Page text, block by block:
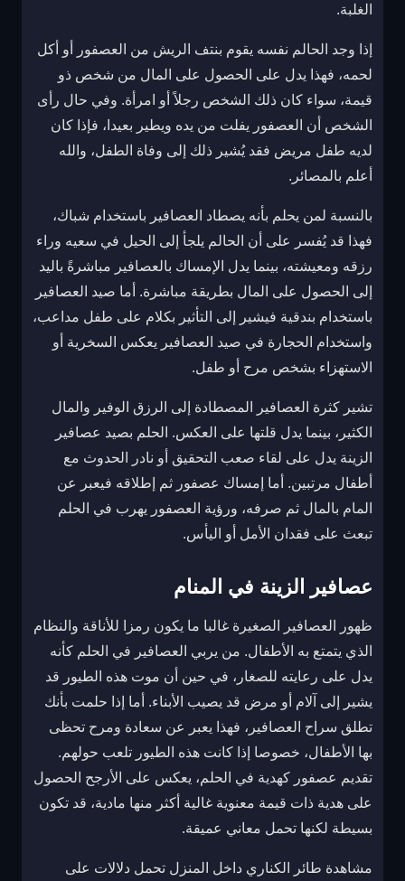
الغلبة.
إذا وجد الحالم نفسه يقوم بنتف الريش من العصفور أو أكل
لحمه، فهذا يدل على الحصول على المال من شخص ذو
قيمة، سواء كان ذلك الشخص رجلاً أو امرأة. وفي حال رأى
الشخص أن العصفور يفلت من يده ويطير بعيدا، فإذا كان
لديه طفل مريض فقد يُشير ذلك إلى وفاة الطفل، والله
أعلم بالمصائر.
بالنسبة لمن يحلم بأنه يصطاد العصافير باستخدام شباك،
فهذا قد يُفسر على أن الحالم يلجأ إلى الحيل في سعيه وراء
رزقه ومعيشته، بينما يدل الإمساك بالعصافير مباشرةً باليد
إلى الحصول على المال بطريقة مباشرة. أما صيد العصافير
باستخدام بندقية فيشير إلى التأثير بكلام على طفل مداعب،
واستخدام الحجارة في صيد العصافير يعكس السخرية أو
الاستهزاء بشخص مرح أو طفل.
تشير كثرة العصافير المصطادة إلى الرزق الوفير والمال
الكثير، بينما يدل قلتها على العكس. الحلم بصيد عصافير
الزينة يدل على لقاء صعب التحقيق أو نادر الحدوث مع
أطفال مرتبين. أما إمساك عصفور ثم إطلاقه فيعبر عن
المام بالمال ثم صرفه، ورؤية العصفور يهرب في الحلم
تبعث على فقدان الأمل أو اليأس.
عصافير الزينة في المنام
ظهور العصافير الصغيرة غالبا ما يكون رمزا للأناقة والنظام
الذي يتمتع به الأطفال. من يربي العصافير في الحلم كأنه
يدل على رعايته للصغار، في حين أن موت هذه الطيور قد
يشير إلى آلام أو مرض قد يصيب الأبناء. أما إذا حلمت بأنك
تطلق سراح العصافير، فهذا يعبر عن سعادة ومرح تحظى
بها الأطفال، خصوصا إذا كانت هذه الطيور تلعب حولهم.
تقديم عصفور كهدية في الحلم، يعكس على الأرجح الحصول
على هدية ذات قيمة معنوية غالية أكثر منها مادية، قد تكون
بسيطة لكنها تحمل معاني عميقة.
مشاهدة طائر الكناري داخل المنزل تحمل دلالات على